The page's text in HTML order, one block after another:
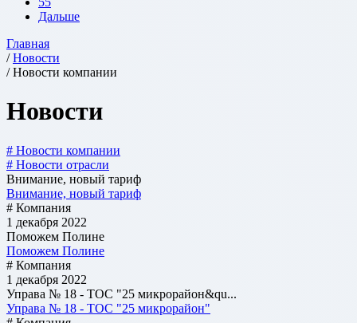
Дальше
Главная
/Новости
/ Новости компании
Новости
# Новости компании
# Новости отрасли
Внимание, новый тариф
Внимание, новый тариф
# Компания
1 декабря 2022
Поможем Полине
Поможем Полине
# Компания
1 декабря 2022
Управа № 18 - ТОС "25 микрорайон&qu...
Управа № 18 - ТОС "25 микрорайон"